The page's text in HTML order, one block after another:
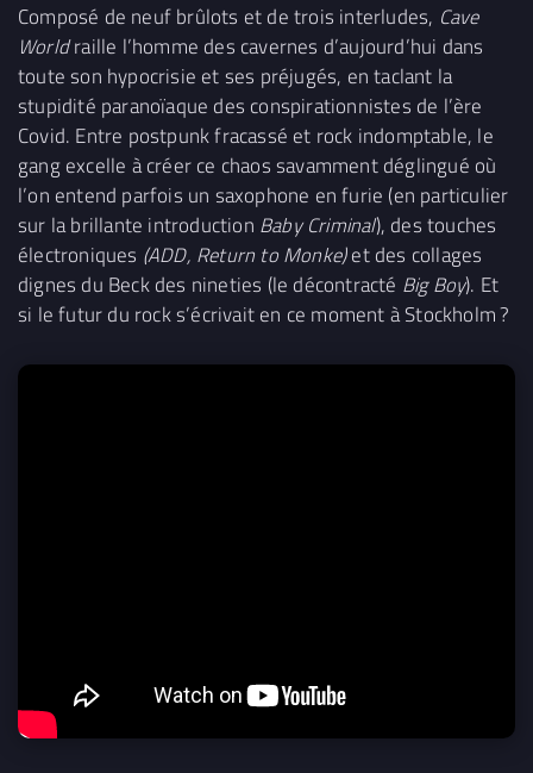
Composé de neuf brûlots et de trois interludes, Cave
Worldraille l’homme des cavernes d’aujourd’hui dans
toute son hypocrisie et ses préjugés, en taclant la
stupidité paranoïaque des conspirationnistes de l’ère
Covid. Entre postpunk fracassé et rock indomptable, le
gang excelle à créer ce chaos savamment déglingué où
l’on entend parfois un saxophone en furie (en particulier
sur la brillante introduction Baby Criminal), des touches
électroniques (ADD, Return to Monke)et des collages
dignes du Beck des nineties (le décontracté Big Boy). Et
si le futur du rock s’écrivait en ce moment à Stockholm ?